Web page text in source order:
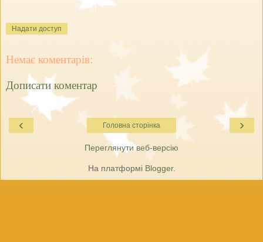
Надати доступ
Немає коментарів:
Дописати коментар
‹ ›
Головна сторінка
Переглянути веб-версію
На платформі Blogger.